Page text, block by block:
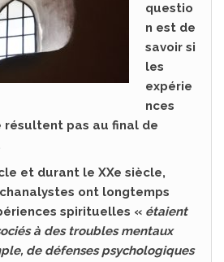
questio
n est de
savoir si
les
expérie
nces
résultent pas au final de
et durant le XXe siècle,
ont longtemps
spirituelles « étaient
à des troubles mentaux
de défenses psychologiques